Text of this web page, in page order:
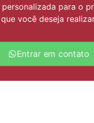
para o
que você deseja
Entrar em contato